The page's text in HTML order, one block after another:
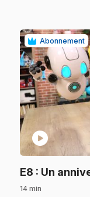
Abonnement
play_circle
E8 : Un
14 min